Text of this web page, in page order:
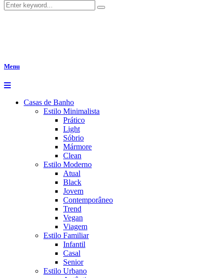
Menu
Casas de Banho
Estilo Minimalista
Prático
Light
Sóbrio
Mármore
Clean
Estilo Moderno
Atual
Black
Jovem
Contemporâneo
Trend
Vegan
Viagem
Estilo Familiar
Infantil
Casal
Senior
Estilo Urbano